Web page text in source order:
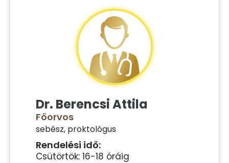
Dr. Berencsi Attila
Főorvos
sebész, proktológus
Rendelési idő:
Csütörtök: 16-18 óráig